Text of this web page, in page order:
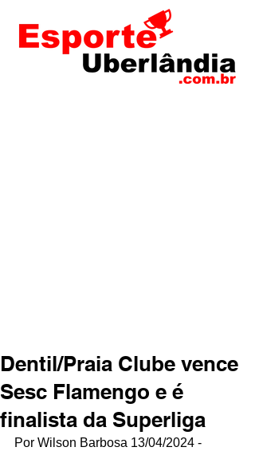
Dentil/Praia Clube vence
Sesc Flamengo e é
finalista da Superliga
Por Wilson Barbosa 13/04/2024 -